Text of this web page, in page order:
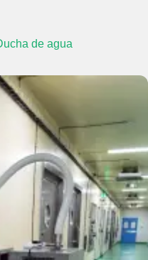
de agua